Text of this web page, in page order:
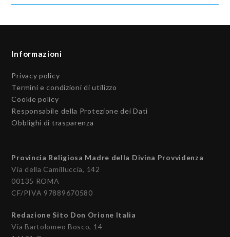
Informazioni
Privacy policy
Termini e condizioni di utilizzo
Cookie policy
Responsabile della Protezione dei Dati
Obblighi di trasparenza
Provincia Religiosa Madre della Divina Provvidenza
Via della Camilluccia, 142
00135 ROMA
CF/PIVA 97889670580
Redazione Sito Don Orione Italia
Via Bartolomeo Bosco, 14